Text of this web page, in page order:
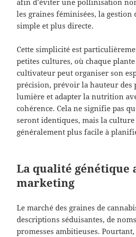
les graines féminisées, la gestion
simple et plus directe.
Cette simplicité est
petites cultures, où chaque
cultivateur peut organiser son
précision, prévoir la hauteur des
lumière et adapter la nutrition
cohérence. Cela ne signifie pas
seront identiques, mais la
généralement plus facile à
La qualité génétique
marketing
Le marché des graines de
descriptions séduisantes, de
promesses ambitieuses.